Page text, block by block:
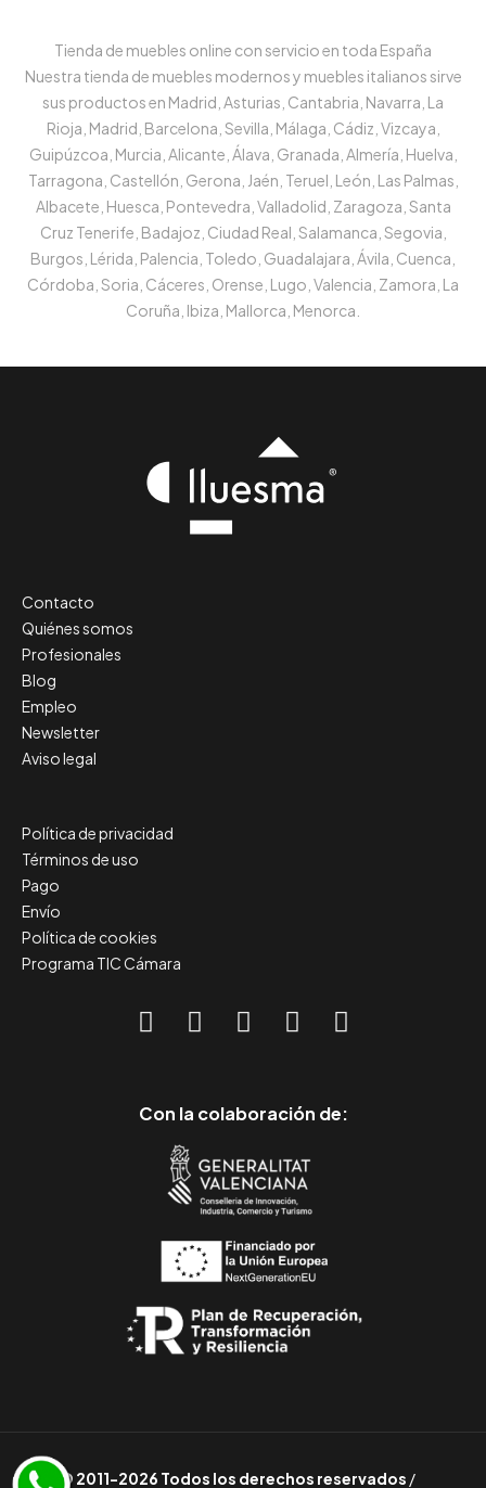
Tienda de muebles online con servicio en toda España
Nuestra tienda de muebles modernos y muebles italianos sirve
sus productos en Madrid, Asturias, Cantabria, Navarra, La
Rioja, Madrid, Barcelona, Sevilla, Málaga, Cádiz, Vizcaya,
Guipúzcoa, Murcia, Alicante, Álava, Granada, Almería, Huelva,
Tarragona, Castellón, Gerona, Jaén, Teruel, León, Las Palmas,
Albacete, Huesca, Pontevedra, Valladolid, Zaragoza, Santa
Cruz Tenerife, Badajoz, Ciudad Real, Salamanca, Segovia,
Burgos, Lérida, Palencia, Toledo, Guadalajara, Ávila, Cuenca,
Córdoba, Soria, Cáceres, Orense, Lugo, Valencia, Zamora, La
Coruña, Ibiza, Mallorca, Menorca.
Contacto
Quiénes somos
Profesionales
Blog
Empleo
Newsletter
Aviso legal
Política de privacidad
Términos de uso
Pago
Envío
Política de cookies
Programa TIC Cámara
Con la colaboración de:
© 2011-2026 Todos los derechos reservados /